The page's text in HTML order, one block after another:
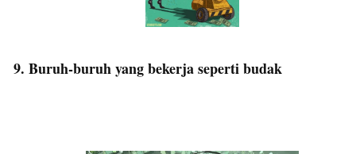
9. Buruh-buruh yang bekerja seperti budak